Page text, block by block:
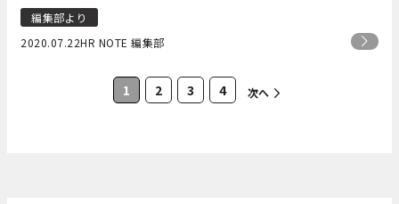
編集部より
2020.07.22HR NOTE 編集部
1 2 3 4 次へ